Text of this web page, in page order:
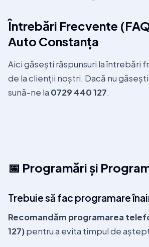
Întrebări Frecvente
Auto Constanța
Aici găsești răspunsuri la întrebări
de la clienții noștri. Dacă nu
sună-ne la 0729 440 127.
📅 Programări și
Trebuie să fac programare
Recomandăm programarea
127)pentru a evita timpul de